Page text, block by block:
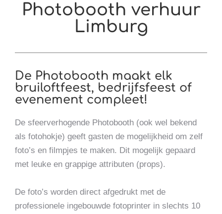
Photobooth verhuur
Limburg
De Photobooth maakt elk
bruiloftfeest, bedrijfsfeest of
evenement compleet!
De sfeerverhogende Photobooth (ook wel bekend
als fotohokje) geeft gasten de mogelijkheid om zelf
foto’s en filmpjes te maken. Dit mogelijk gepaard
met leuke en grappige attributen (props).
De foto’s worden direct afgedrukt met de
professionele ingebouwde fotoprinter in slechts 10